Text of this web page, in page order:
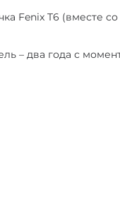
Fenix T6 (вместе
– два года с